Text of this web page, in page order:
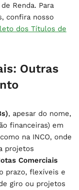
Renda. Para
confira nosso
dos Títulos de
Outras
, apesar do nome,
financeiras) em
na INCO, onde
projetos
Comerciais
prazo, flexíveis e
giro ou projetos